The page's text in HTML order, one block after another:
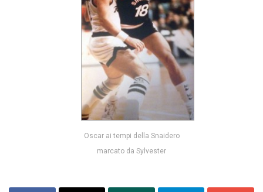
Oscar ai tempi della Snaidero
marcato da Sylvester